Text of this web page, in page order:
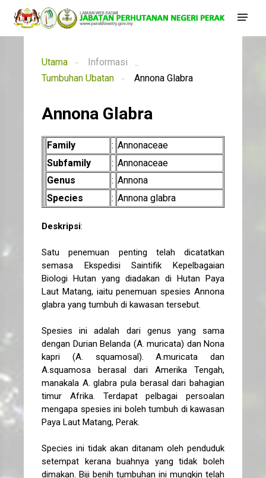
Utama
Informasi
Tumbuhan Ubatan
Annona Glabra
Annona Glabra
Family : Annonaceae
Subfamily
: Annonaceae
Genus
: Annona
Species
: Annona glabra
Deskripsi:
Satu penemuan penting telah dicatatkan
semasa Ekspedisi Saintifik Kepelbagaian
Biologi Hutan yang diadakan di Hutan Paya
Laut Matang, iaitu penemuan spesies Annona
glabra yang tumbuh di kawasan tersebut.
Spesies ini adalah dari genus yang sama
dengan Durian Belanda (A. muricata) dan Nona
kapri (A. squamosal). A.muricata dan
A.squamosa berasal dari Amerika Tengah,
manakala A. glabra pula berasal dari bahagian
timur Afrika. Terdapat pelbagai persoalan
mengapa spesies ini boleh tumbuh di kawasan
Paya Laut Matang, Perak.
Species ini tidak akan ditanam oleh penduduk
setempat kerana buahnya yang tidak boleh
dimakan. Biji benih tumbuhan ini mungkin telah